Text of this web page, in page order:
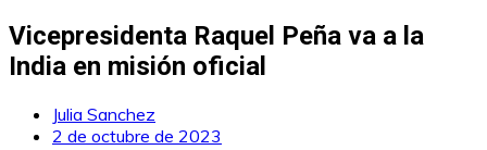
Vicepresidenta Raquel Peña va a la
India en misión oficial
Julia Sanchez
2 de octubre de 2023